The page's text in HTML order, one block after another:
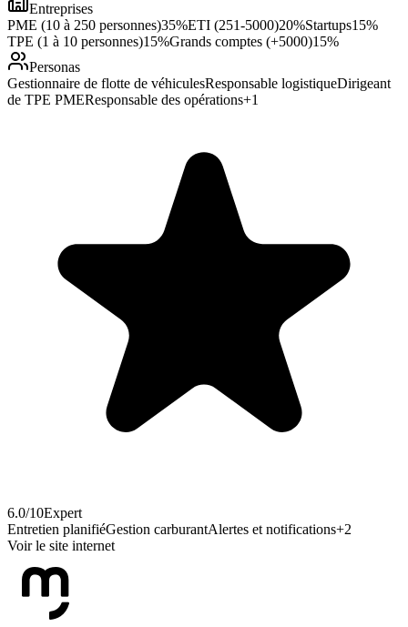
Entreprises
PME (10 à 250 personnes)35%ETI (251-5000)20%Startups15%
TPE (1 à 10 personnes)15%Grands comptes (+5000)15%
Personas
Gestionnaire de flotte de véhiculesResponsable logistiqueDirigeant
de TPE PMEResponsable des opérations+1
6.0/10Expert
Entretien planifiéGestion carburantAlertes et notifications+2
Voir le site internet